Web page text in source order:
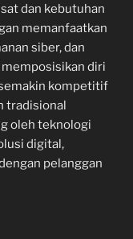
dan kebutuhan
memanfaatkan
siber, dan
diri
kompetitif
tradisional
oleh teknologi
digital,
pelanggan